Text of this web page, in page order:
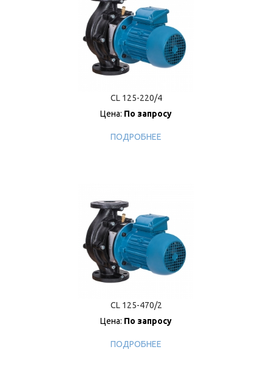
CL 125-220/4
Цена: По запросу
ПОДРОБНЕЕ
CL 125-470/2
Цена: По запросу
ПОДРОБНЕЕ